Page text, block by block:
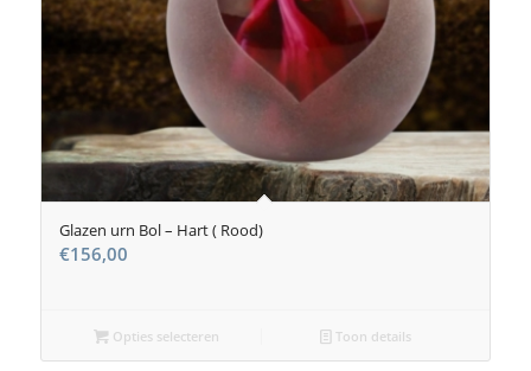
Glazen urn Bol – Hart ( Rood)
€156,00
Opties selecteren Toon details